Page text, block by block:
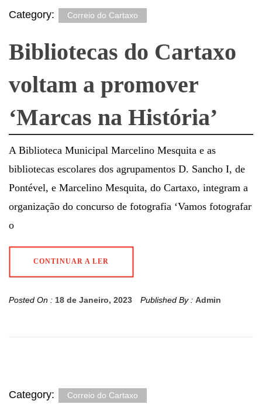
Category: Correio do Cartaxo
Bibliotecas do Cartaxo
voltam a promover
‘Marcas na História’
A Biblioteca Municipal Marcelino Mesquita e as
bibliotecas escolares dos agrupamentos D. Sancho I, de
Pontével, e Marcelino Mesquita, do Cartaxo, integram a
organização do concurso de fotografia ‘Vamos fotografar
o
CONTINUAR A LER
Posted On : 18 de Janeiro, 2023 Published By : Admin
Category: Correio do Cartaxo